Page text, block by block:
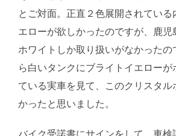
とご対面。正直２色展開されている
エローが欲しかったのですが、鹿児
ホワイトしか取り扱いがなかったの
ら白いタンクにブライトイエロー
ている実車を見て、このクリスタル
かったと思いました。
バイク受諾書にサインをして、車検